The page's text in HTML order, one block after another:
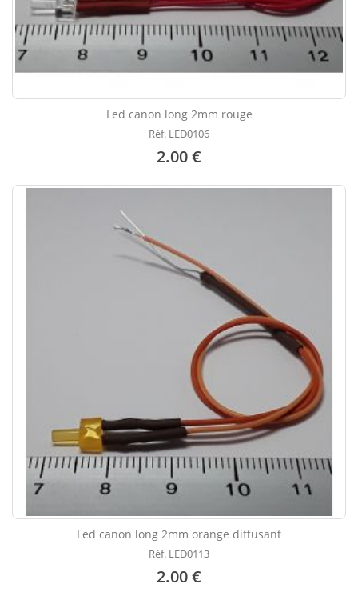
Led canon long 2mm rouge
Réf. LED0106
2.00 €
Led canon long 2mm orange diffusant
Réf. LED0113
2.00 €